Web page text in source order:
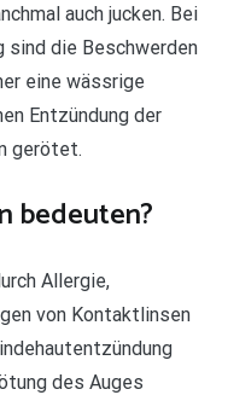
auch jucken. Bei
sind die Beschwerden
eine wässrige
Entzündung der
gerötet.
bedeuten?
Allergie,
von Kontaktlinsen
des Auges